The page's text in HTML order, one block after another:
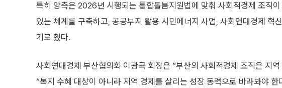
특히 양측은 2026년 시행되는 통합돌봄지원법에 맞춰 사회적경제 조직
있는 체계를 구축하고, 공공부지 활용 시민에너지 사업, 사회연대경제 혁
기로 했다.
사회연대경제 부산협의회 이광국 회장은 “부산의 사회적경제 조직은 지
“복지 수혜 대상이 아니라 지역 경제를 살리는 성장 동력으로 바라봐야 한